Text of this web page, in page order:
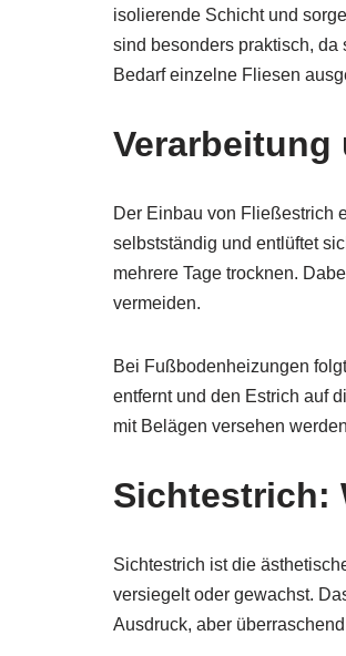
isolierende Schicht und
sind besonders praktisch,
Bedarf einzelne Fliesen
Verarbeitung
Der Einbau von Fließestrich
selbstständig und entlüftet
mehrere Tage trocknen.
vermeiden.
Bei Fußbodenheizungen
entfernt und den Estrich auf
mit Belägen versehen
Sichtestrich:
Sichtestrich ist die
versiegelt oder gewachst.
Ausdruck, aber